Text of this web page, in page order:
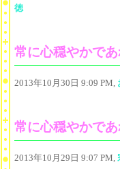
徳
常に心穏やかで
2013年10月30日 9:09 PM,
常に心穏やかで
2013年10月29日 9:07 PM,